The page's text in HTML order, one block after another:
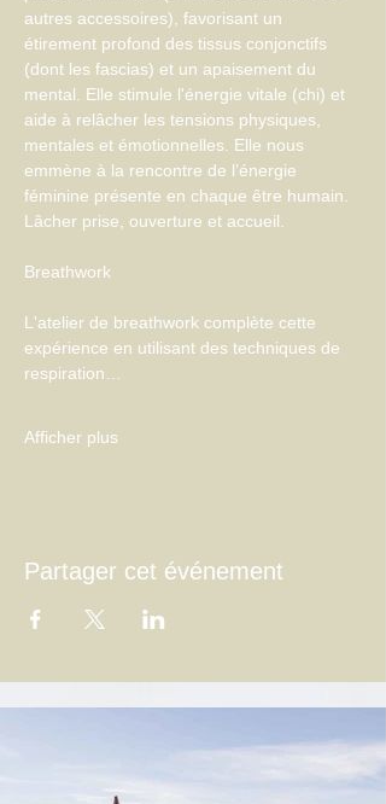
autres accessoires), favorisant un
étirement profond des tissus conjonctifs
(dont les fascias) et un apaisement du
mental. Elle stimule l'énergie vitale (chi) et
aide à relâcher les tensions physiques,
mentales et émotionnelles. Elle nous
emmène à la rencontre de l’énergie
féminine présente en chaque être humain.
Lâcher prise, ouverture et accueil.
L'atelier de breathwork complète cette
expérience en utilisant des techniques de
respiration…
Afficher plus
Partager cet événement